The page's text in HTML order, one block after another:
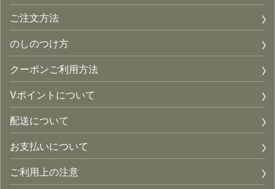
ご注文方法
のしのつけ方
クーポンご利用方法
Vポイントについて
配送について
お支払いについて
ご利用上の注意